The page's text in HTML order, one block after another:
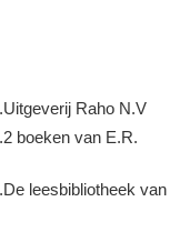
Raho N.V
boeken van E.R.
leesbibliotheek van